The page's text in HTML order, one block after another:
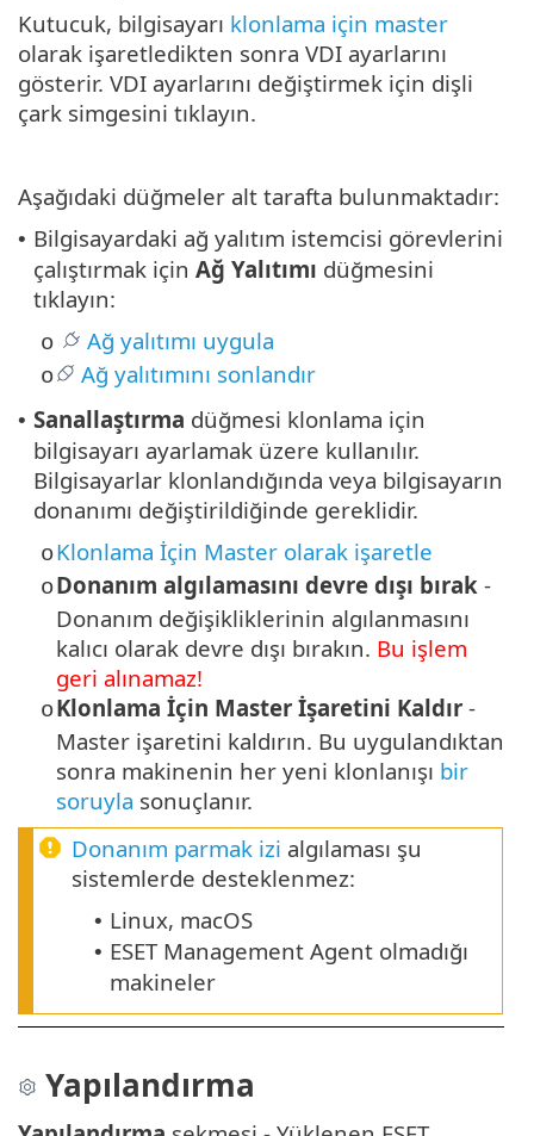
Kutucuk, bilgisayarı klonlama için master
olarak işaretledikten sonra VDI ayarlarını
gösterir. VDI ayarlarını değiştirmek için dişli
çark simgesini tıklayın.
Aşağıdaki düğmeler alt tarafta bulunmaktadır:
• Bilgisayardaki ağ yalıtım istemcisi görevlerini
çalıştırmak için Ağ Yalıtımı düğmesini
tıklayın:
o Ağ yalıtımı uygula
o Ağ yalıtımını sonlandır
• Sanallaştırma düğmesi klonlama için
bilgisayarı ayarlamak üzere kullanılır.
Bilgisayarlar klonlandığında veya bilgisayarın
donanımı değiştirildiğinde gereklidir.
oKlonlama İçin Master olarak işaretle
oDonanım algılamasını devre dışı bırak -
Donanım değişikliklerinin algılanmasını
kalıcı olarak devre dışı bırakın. Bu işlem
geri alınamaz!
oKlonlama İçin Master İşaretini Kaldır -
Master işaretini kaldırın. Bu uygulandıktan
sonra makinenin her yeni klonlanışı bir
soruyla sonuçlanır.
Donanım parmak izi algılaması şu
sistemlerde desteklenmez:
• Linux, macOS
• ESET Management Agent olmadığı
makineler
Yapılandırma